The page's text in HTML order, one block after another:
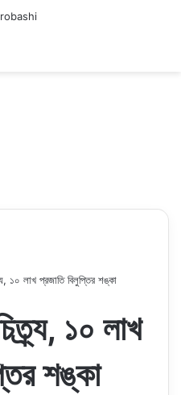
১০ লাখ প্রজাতি বিলুপ্তির শঙ্কা
১০ লাখ
শঙ্কা